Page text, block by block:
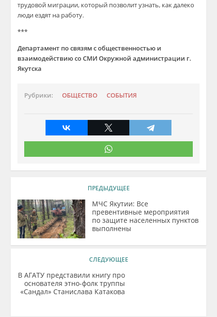
трудовой миграции, который позволит узнать, как далеко
люди ездят на работу.
***
Департамент по связям с общественностью и
взаимодействию со СМИ Окружной администрации г.
Якутска
Рубрики: ОБЩЕСТВО СОБЫТИЯ
ПРЕДЫДУЩЕЕ
МЧС Якутии: Все
превентивные мероприятия
по защите населенных пунктов
выполнены
СЛЕДУЮЩЕЕ
В АГАТУ представили книгу про
основателя этно-фолк труппы
«Сандал» Станислава Катакова